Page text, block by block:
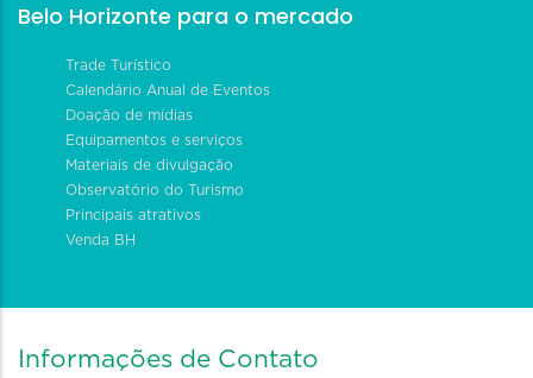
Belo Horizonte para o mercado
Trade Turístico
Calendário Anual de Eventos
Doação de mídias
Equipamentos e serviços
Materiais de divulgação
Observatório do Turismo
Principais atrativos
Venda BH
Informações de Contato